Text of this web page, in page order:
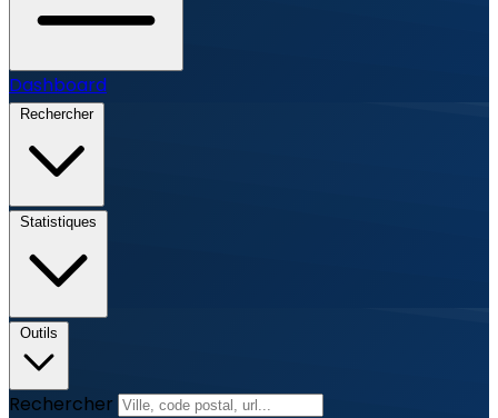
Dashboard
Rechercher
Statistiques
Outils
Rechercher